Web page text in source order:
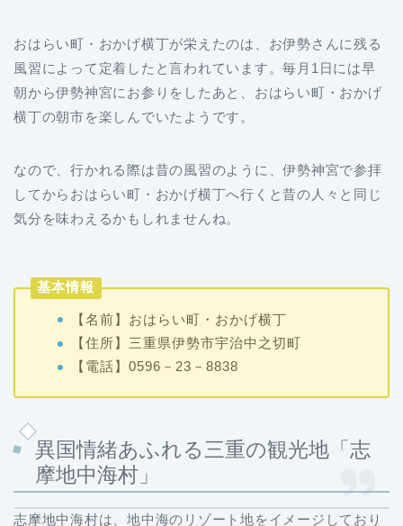
おはらい町・おかげ横丁が栄えたのは、お伊勢さんに残る
風習によって定着したと言われています。毎月1日には早
朝から伊勢神宮にお参りをしたあと、おはらい町・おかげ
横丁の朝市を楽しんでいたようです。
なので、行かれる際は昔の風習のように、伊勢神宮で参拝
してからおはらい町・おかげ横丁へ行くと昔の人々と同じ
気分を味わえるかもしれませんね。
基本情報
【名前】おはらい町・おかげ横丁
【住所】三重県伊勢市宇治中之切町
【電話】0596－23－8838
異国情緒あふれる三重の観光地「志
摩地中海村」
志摩地中海村は、地中海のリゾート地をイメージしており